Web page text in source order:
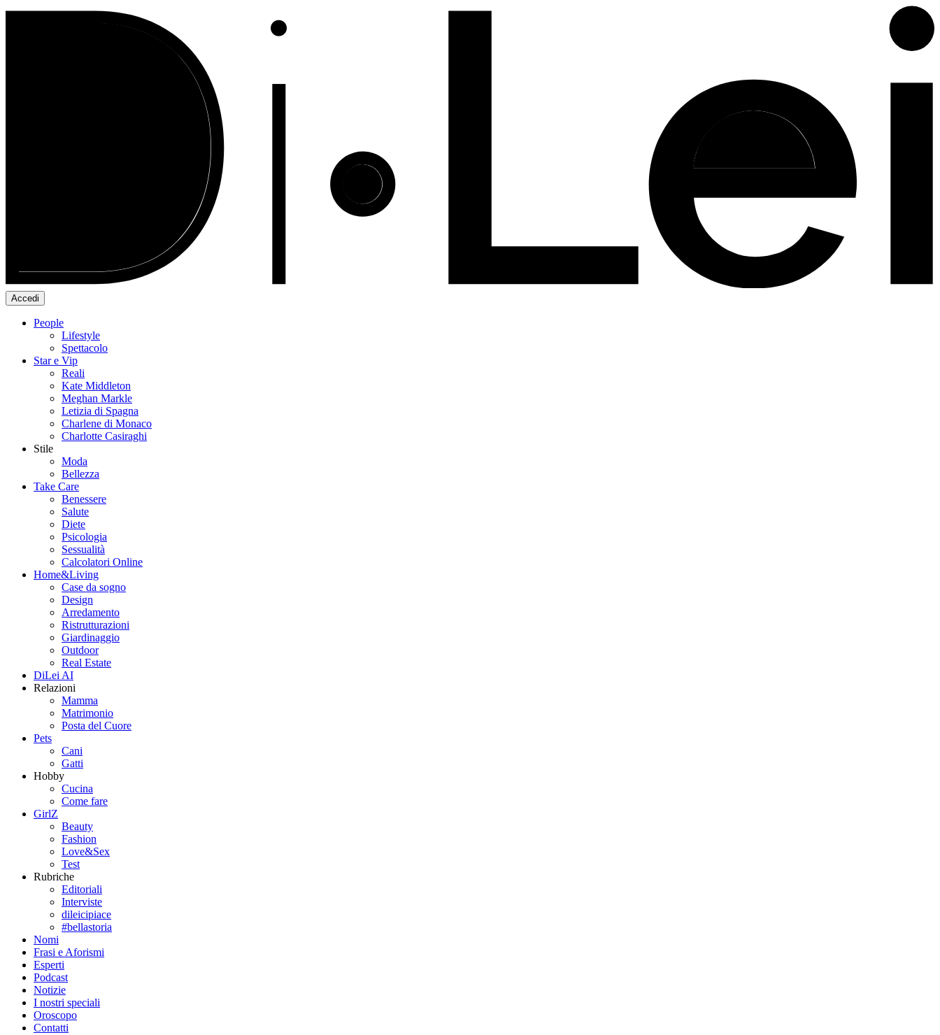
Accedi
People
Lifestyle
Spettacolo
Star e Vip
Reali
Kate Middleton
Meghan Markle
Letizia di Spagna
Charlene di Monaco
Charlotte Casiraghi
Stile
Moda
Bellezza
Take Care
Benessere
Salute
Diete
Psicologia
Sessualità
Calcolatori Online
Home&Living
Case da sogno
Design
Arredamento
Ristrutturazioni
Giardinaggio
Outdoor
Real Estate
DiLei AI
Relazioni
Mamma
Matrimonio
Posta del Cuore
Pets
Cani
Gatti
Hobby
Cucina
Come fare
GirlZ
Beauty
Fashion
Love&Sex
Test
Rubriche
Editoriali
Interviste
dileicipiace
#bellastoria
Nomi
Frasi e Aforismi
Esperti
Podcast
Notizie
I nostri speciali
Oroscopo
Contatti